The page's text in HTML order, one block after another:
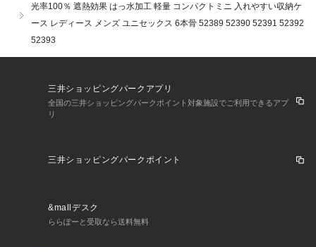
取り扱いいただいております。
光率100％ 遮熱効果 はっ水加工 軽量 コンパクトミニ 入れやすい収納ケ
ース レディース メンズ ユニセックス 6本骨 52389 52390 52391 52392
52393
三井ショッピングパークアプリ
全国の三井ショッピングパークポイント対象施設でご利用できるアプ
リ
三井ショッピングパークポイント
&mallデスク
ららぽーと受取なら送料無料